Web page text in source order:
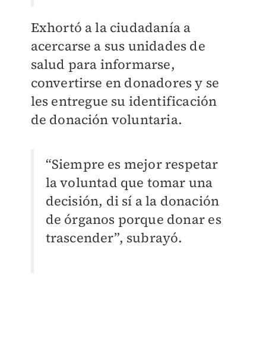
Exhortó a la ciudadanía a
acercarse a sus unidades de
salud para informarse,
convertirse en donadores y se
les entregue su identificación
de donación voluntaria.
“Siempre es mejor respetar
la voluntad que tomar una
decisión, di sí a la donación
de órganos porque donar es
trascender”, subrayó.